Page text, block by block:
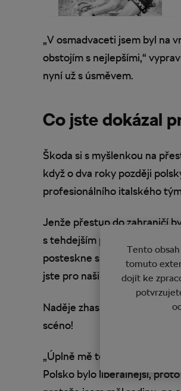
„V osmadvaceti jsem byl na
obstojím s nejlepšími,“
nyní už s úsměvem.
Co jste dokázal
Škoda si s myšlenkou na
když o dva roky později
profesionálního italského
Jenže přestup do zahraničí
s tehdejším předsedou
posteskne si i s odstupem
jste pro naši socialistickou
Tento
tomuto
dojít ke
Naděje zhasly ve dvou
scéno!
„Úplně mě to zlomilo. Jezdil
Polsko bylo liberálnější,